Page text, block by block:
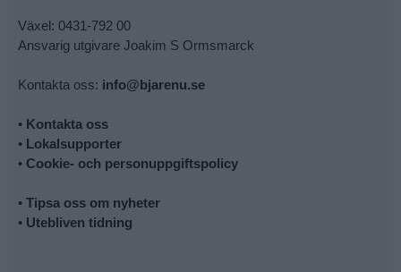
Växel: 0431-792 00
Ansvarig utgivare Joakim S Ormsmarck
Kontakta oss: info@bjarenu.se
• Kontakta oss
• Lokalsupporter
• Cookie- och personuppgiftspolicy
• Tipsa oss om nyheter
• Utebliven tidning